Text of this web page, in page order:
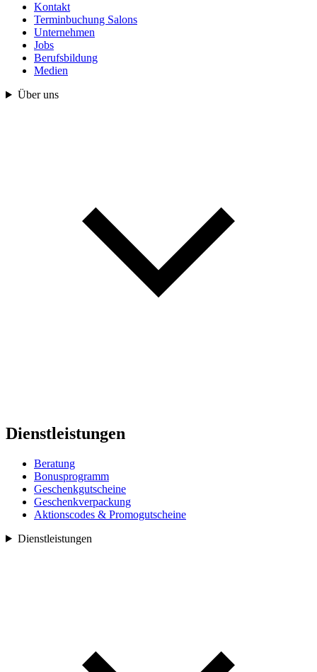
Kontakt
Terminbuchung Salons
Unternehmen
Jobs
Berufsbildung
Medien
Über uns
Dienstleistungen
Beratung
Bonusprogramm
Geschenkgutscheine
Geschenkverpackung
Aktionscodes & Promogutscheine
Dienstleistungen